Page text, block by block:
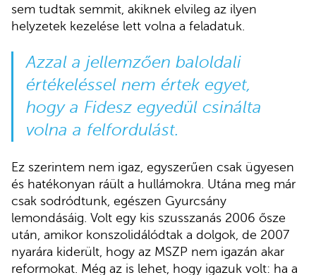
sem tudtak semmit, akiknek elvileg az ilyen
helyzetek kezelése lett volna a feladatuk.
Azzal a jellemzően baloldali
értékeléssel nem értek egyet,
hogy a Fidesz egyedül csinálta
volna a felfordulást.
Ez szerintem nem igaz, egyszerűen csak ügyesen
és hatékonyan ráült a hullámokra. Utána meg már
csak sodródtunk, egészen Gyurcsány
lemondásáig. Volt egy kis szusszanás 2006 ősze
után, amikor konszolidálódtak a dolgok, de 2007
nyarára kiderült, hogy az MSZP nem igazán akar
reformokat. Még az is lehet, hogy igazuk volt: ha a